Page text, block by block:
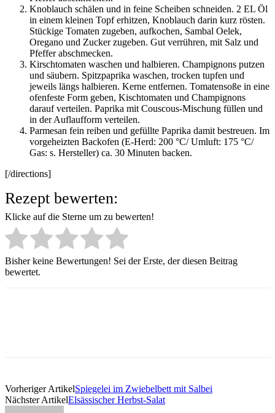
Knoblauch schälen und in feine Scheiben schneiden. 2 EL Öl
in einem kleinen Topf erhitzen, Knoblauch darin kurz rösten.
Stückige Tomaten zugeben, aufkochen, Sambal Oelek,
Oregano und Zucker zugeben. Gut verrühren, mit Salz und
Pfeffer abschmecken.
Kirschtomaten waschen und halbieren. Champignons putzen
und säubern. Spitzpaprika waschen, trocken tupfen und
jeweils längs halbieren. Kerne entfernen. Tomatensoße in eine
ofenfeste Form geben, Kischtomaten und Champignons
darauf verteilen. Paprika mit Couscous-Mischung füllen und
in der Auflaufform verteilen.
Parmesan fein reiben und gefüllte Paprika damit bestreuen. Im
vorgeheizten Backofen (E-Herd: 200 °C/ Umluft: 175 °C/
Gas: s. Hersteller) ca. 30 Minuten backen.
[/directions]
Rezept bewerten:
Klicke auf die Sterne um zu bewerten!
Bisher keine Bewertungen! Sei der Erste, der diesen Beitrag
bewertet.
Vorheriger ArtikelSpiegelei im Zwiebelbett mit Salbei
Nächster ArtikelElsässischer Herbst-Salat